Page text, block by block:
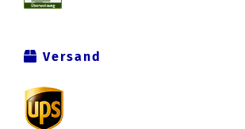
Versand